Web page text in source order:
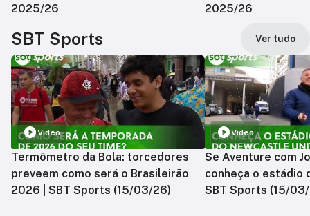
2025/26
2025/26
SBT Sports Ver tudo
Vídeo
Termômetro da Bola: torcedores
preveem como será o Brasileirão
2026 | SBT Sports (15/03/26)
Vídeo
Se Aventure com
conheça o estádio
SBT Sports (15/